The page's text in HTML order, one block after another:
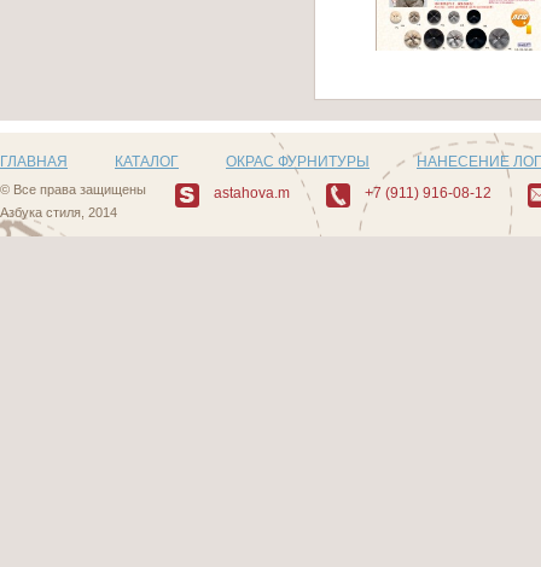
ГЛАВНАЯ КАТАЛОГ ОКРАС ФУРНИТУРЫ НАНЕСЕНИЕ
© Все права защищены
Азбука стиля, 2014
astahova.m +7 (911) 916-08-12